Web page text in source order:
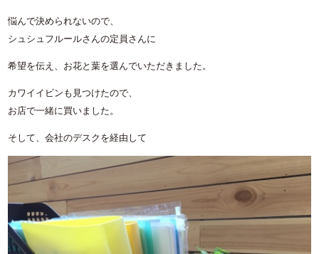
悩んで決められないので、
シュシュフルールさんの定員さんに
希望を伝え、お花と葉を選んでいただきました。
カワイイビンも見つけたので、
お店で一緒に買いました。
そして、会社のデスクを経由して